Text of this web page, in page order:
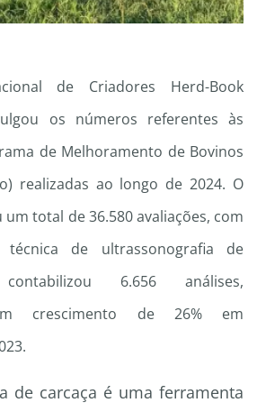
de Criadores Herd-Book
os números referentes às
de Melhoramento de Bovinos
realizadas ao longo de 2024. O
total de 36.580 avaliações, com
de ultrassonografia de
6.656 análises,
crescimento de 26% em
de carcaça é uma ferramenta